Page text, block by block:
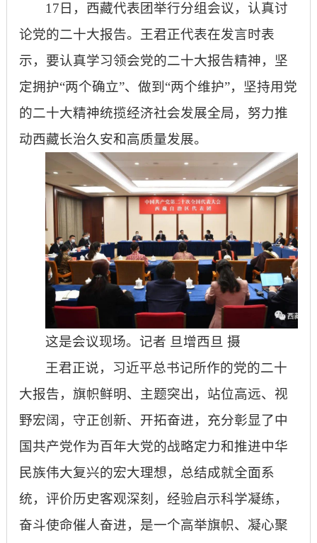
17日，西藏代表团举行分组会议，认真讨
论党的二十大报告。王君正代表在发言时表
示，要认真学习领会党的二十大报告精神，坚
定拥护“两个确立”、做到“两个维护”，坚持用党
的二十大精神统揽经济社会发展全局，努力推
动西藏长治久安和高质量发展。
这是会议现场。记者 旦增西旦 摄
王君正说，习近平总书记所作的党的二十
大报告，旗帜鲜明、主题突出，站位高远、视
野宏阔，守正创新、开拓奋进，充分彰显了中
国共产党作为百年大党的战略定力和推进中华
民族伟大复兴的宏大理想，总结成就全面系
统，评价历史客观深刻，经验启示科学凝练，
奋斗使命催人奋进，是一个高举旗帜、凝心聚